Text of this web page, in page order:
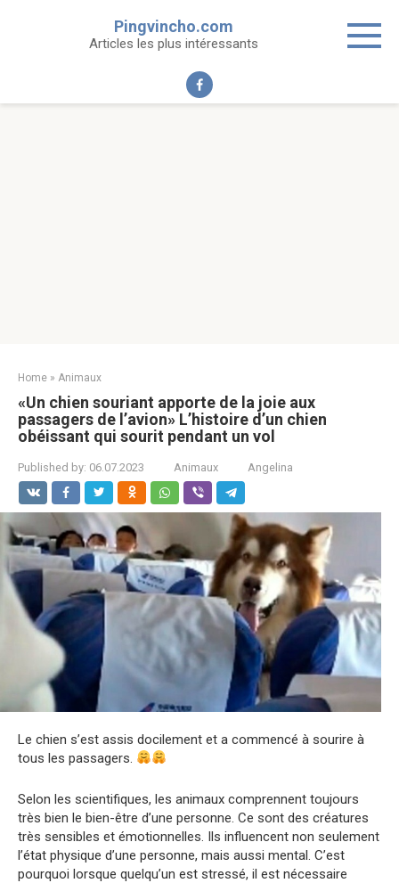
Pingvincho.com
Articles les plus intéressants
Home » Animaux
«Un chien souriant apporte de la joie aux
passagers de l’avion» L’histoire d’un chien
obéissant qui sourit pendant un vol
Published by: 06.07.2023 Animaux Angelina
Le chien s’est assis docilement et a commencé à sourire à
tous les passagers.
Selon les scientifiques, les animaux comprennent toujours
très bien le bien-être d’une personne. Ce sont des créatures
très sensibles et émotionnelles. Ils influencent non seulement
l’état physique d’une personne, mais aussi mental. C’est
pourquoi lorsque quelqu’un est stressé, il est nécessaire